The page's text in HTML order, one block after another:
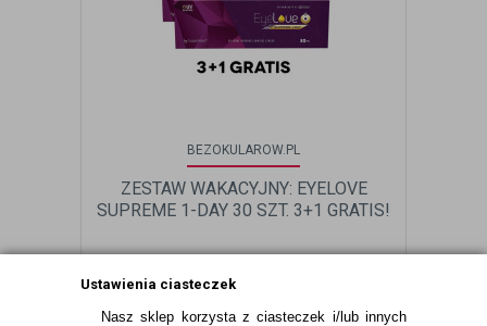
Ustawienia ciasteczek
Nasz sklep korzysta z ciasteczek i/lub innych
BEZOKULAROW.PL
ZESTAW WAKACYJNY: EYELOVE
SUPREME 1-DAY 30 SZT. 3+1 GRATIS!
300,00pln